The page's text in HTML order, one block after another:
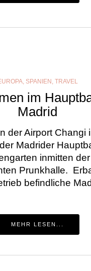
, SPANIEN , TRAVEL
im
Madrid
der Airport Changi
Madrider
inmitten
Prunkhalle.
befindliche
MEHR LESEN...